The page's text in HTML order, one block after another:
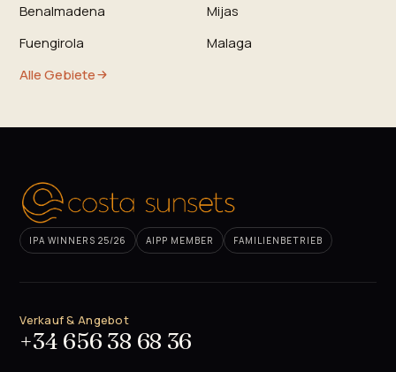
Benalmadena
Mijas
Fuengirola
Malaga
Alle Gebiete
IPA WINNERS 25/26 AIPP MEMBER FAMILIENBETRIEB
Verkauf & Angebot
+34 656 38 68 36